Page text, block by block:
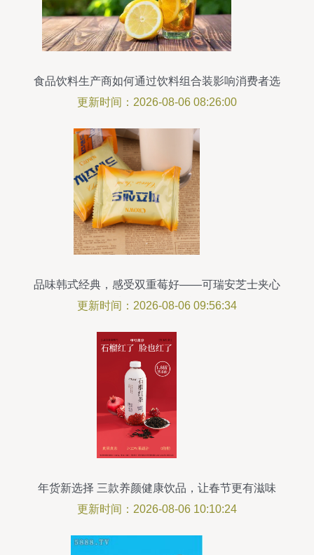
食品饮料生产商如何通过饮料组合装影响消费者选
择
更新时间：2026-08-06 08:26:00
品味韩式经典，感受双重莓好——可瑞安芝士夹心
饼干60g*8盒测评
更新时间：2026-08-06 09:56:34
年货新选择 三款养颜健康饮品，让春节更有滋味
更新时间：2026-08-06 10:10:24